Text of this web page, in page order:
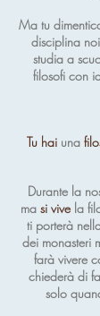
Ma tu
disciplina
studia a
filosofi con
Tu haiuna
Durante la
ma si vivela
ti porterà
dei monasteri
farà vivere
chiederà di
solo